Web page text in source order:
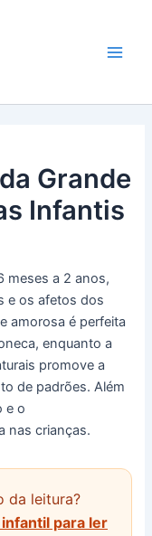
Grande
Infantis
meses a 2 anos,
e os afetos dos
amorosa é perfeita
enquanto a
promove a
de padrões. Além
e o
nas crianças.
da leitura?
para ler